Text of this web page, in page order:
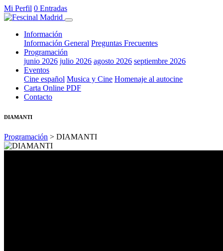
Mi Perfil 0 Entradas
Información
Información General Preguntas Frecuentes
Programación
junio 2026 julio 2026 agosto 2026 septiembre 2026
Eventos
Cine español Musica y Cine Homenaje al autocine
Carta Online PDF
Contacto
DIAMANTI
Programación > DIAMANTI